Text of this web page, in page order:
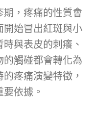
期，疼痛的性質會
開始冒出紅斑與小
與表皮的刺癢、
的觸碰都會轉化為
疼痛演變特徵，
依據。